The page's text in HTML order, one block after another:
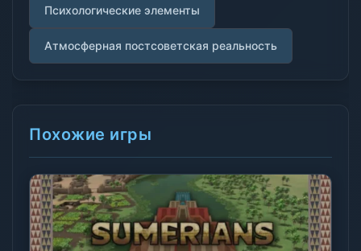
Психологические элементы
Атмосферная постсоветская реальность
Похожие игры